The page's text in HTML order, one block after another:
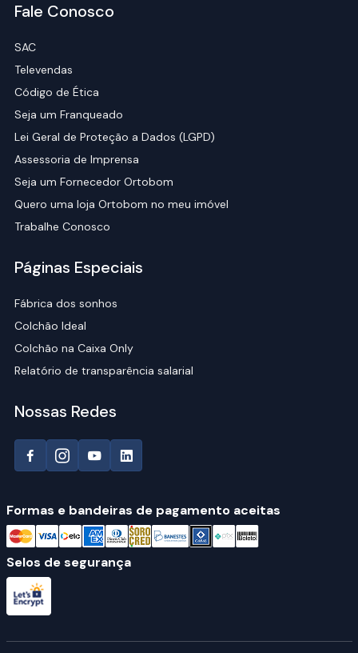
Fale Conosco
SAC
Televendas
Código de Ética
Seja um Franqueado
Lei Geral de Proteção a Dados (LGPD)
Assessoria de Imprensa
Seja um Fornecedor Ortobom
Quero uma loja Ortobom no meu imóvel
Trabalhe Conosco
Páginas Especiais
Fábrica dos sonhos
Colchão Ideal
Colchão na Caixa Only
Relatório de transparência salarial
Nossas Redes
Formas e bandeiras de pagamento aceitas
Selos de segurança